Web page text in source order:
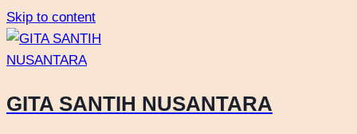
Skip to content
GITA SANTIH NUSANTARA